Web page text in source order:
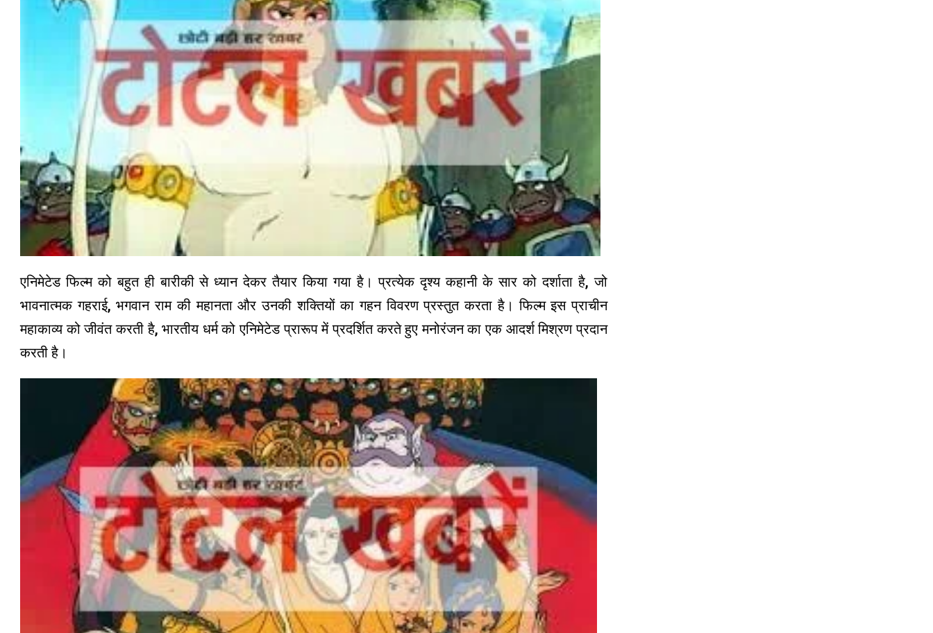
एनिमेटेड फिल्म को बहुत ही बारीकी से ध्यान देकर तैयार किया गया है। प्रत्येक दृश्य कहानी के सार को दर्शाता है, जो
भावनात्मक गहराई, भगवान राम की महानता और उनकी शक्तियों का गहन विवरण प्रस्तुत करता है। फिल्म इस प्राचीन
महाकाव्य को जीवंत करती है, भारतीय धर्म को एनिमेटेड प्रारूप में प्रदर्शित करते हुए मनोरंजन का एक आदर्श मिश्रण प्रदान
करती है।